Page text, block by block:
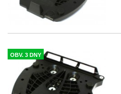
OBV. 3 DNY